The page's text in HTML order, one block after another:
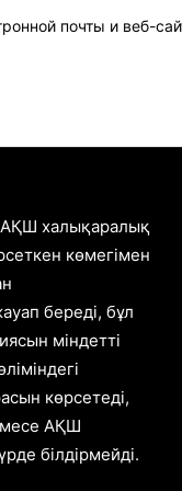
почты и веб-
халықаралық
көмегімен
береді, бұл
міндетті
көрсетеді,
АҚШ
білдірмейді.